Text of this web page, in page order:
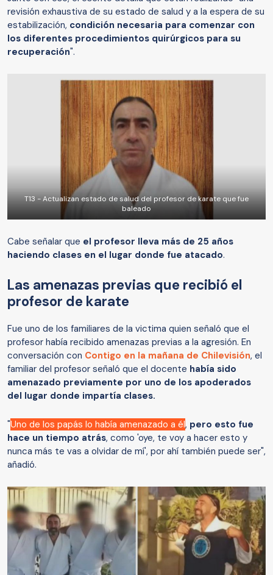
revisión exhaustiva de su estado de salud y a la espera de su
estabilización, condición necesaria para comenzar con
los diferentes procedimientos quirúrgicos para su
recuperación".
T13 - Actualizan estado de salud del profesor de karate que fue
baleado
Cabe señalar que el profesor lleva más de 25 años
haciendo clases en el lugar donde fue atacado.
Las amenazas previas que recibió el
profesor de karate
Fue uno de los familiares de la victima quien señaló que el
profesor había recibido amenazas previas a la agresión. En
conversación con Contigo en la mañana de Chilevisión, el
familiar del profesor señaló que el docente había sido
amenazado previamente por uno de los apoderados
del lugar donde impartía clases.
"Uno de los papás lo había amenazado a él, pero esto fue
hace un tiempo atrás, como 'oye, te voy a hacer esto y
nunca más te vas a olvidar de mí', por ahí también puede ser",
añadió.